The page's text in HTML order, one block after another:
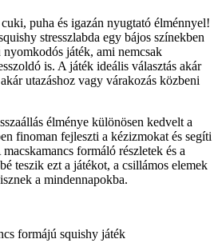
puha és igazán nyugtató élménnyel!
stresszlabda egy bájos színekben
játék, ami nemcsak
is. A játék ideális választás akár
utazáshoz vagy várakozás közbeni
élménye különösen kedvelt a
finoman fejleszti a kézizmokat és segíti
formáló részletek és a
teszik ezt a játékot, a csillámos elemek
a mindennapokba.
formájú squishy játék